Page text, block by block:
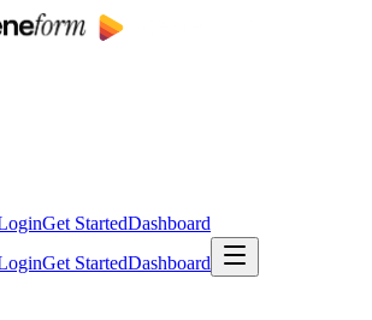
Get StartedDashboard
Get StartedDashboard